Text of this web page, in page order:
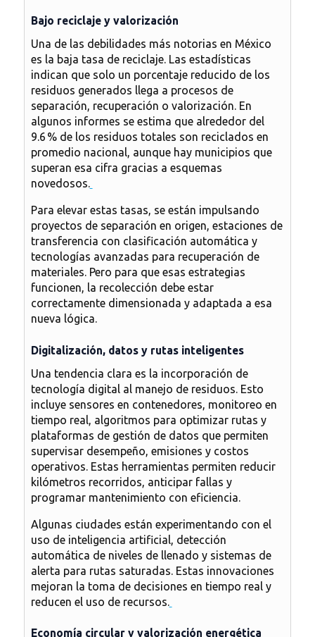
Bajo reciclaje y valorización
Una de las debilidades más notorias en México
es la baja tasa de reciclaje. Las estadísticas
indican que solo un porcentaje reducido de los
residuos generados llega a procesos de
separación, recuperación o valorización. En
algunos informes se estima que alrededor del
9.6 % de los residuos totales son reciclados en
promedio nacional, aunque hay municipios que
superan esa cifra gracias a esquemas
novedosos.
Para elevar estas tasas, se están impulsando
proyectos de separación en origen, estaciones de
transferencia con clasificación automática y
tecnologías avanzadas para recuperación de
materiales. Pero para que esas estrategias
funcionen, la recolección debe estar
correctamente dimensionada y adaptada a esa
nueva lógica.
Digitalización, datos y rutas inteligentes
Una tendencia clara es la incorporación de
tecnología digital al manejo de residuos. Esto
incluye sensores en contenedores, monitoreo en
tiempo real, algoritmos para optimizar rutas y
plataformas de gestión de datos que permiten
supervisar desempeño, emisiones y costos
operativos. Estas herramientas permiten reducir
kilómetros recorridos, anticipar fallas y
programar mantenimiento con eficiencia.
Algunas ciudades están experimentando con el
uso de inteligencia artificial, detección
automática de niveles de llenado y sistemas de
alerta para rutas saturadas. Estas innovaciones
mejoran la toma de decisiones en tiempo real y
reducen el uso de recursos.
Economía circular y valorización energética